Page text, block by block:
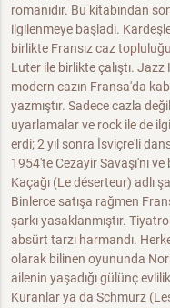
romanıdır. Bu kitabından
ilgilenmeye başladı.
birlikte Fransız caz
Luter ile birlikte çalıştı.
modern cazın Fransa'da
yazmıştır. Sadece cazla
uyarlamalar ve rock ile de
erdi; 2 yıl sonra İsviçre'li
1954'te Cezayir Savaşı'nı
Kaçağı (Le déserteur) adlı
Binlerce satışa rağmen
şarkı yasaklanmıştır.
absürt tarzı harmandı.
olarak bilinen oyununda
ailenin yaşadığı gülünç
Kuranlar ya da Schmurz